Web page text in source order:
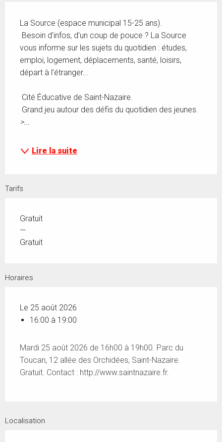
La Source (espace municipal 15-25 ans).
vous informe sur les sujets du quotidien : études,
emploi, logement, déplacements, santé, loisirs,
départ à l’étranger...
Cité Éducative de Saint-Nazaire.
Grand jeu autour des défis du quotidien des jeunes.
>...
Lire la suite
Tarifs
Gratuit
—
Gratuit
Horaires
Le 25 août 2026
16:00 à 19:00
Mardi 25 août 2026 de 16h00 à 19h00. Parc du
Toucan, 12 allée des Orchidées, Saint-Nazaire.
Gratuit. Contact : http://www.saintnazaire.fr.
Localisation